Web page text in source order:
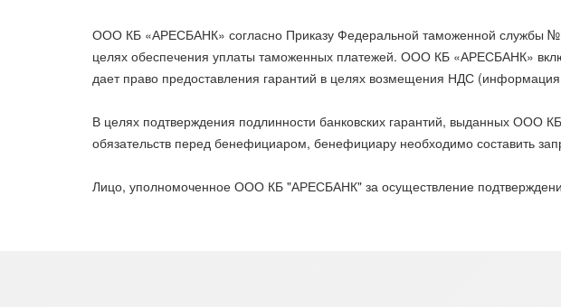
ООО КБ «АРЕСБАНК» согласно Приказу Федеральной таможенной службы №
целях обеспечения уплаты таможенных платежей. ООО КБ «АРЕСБАНК»
дает право предоставления гарантий в целях возмещения НДС
В целях подтверждения подлинности банковских гарантий, выданных ООО
обязательств перед бенефициаром, бенефициару необходимо составить
Лицо, уполномоченное ООО КБ "АРЕСБАНК" за осуществление